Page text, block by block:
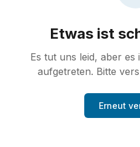
Etwas ist
Es tut uns leid, aber
aufgetreten. Bitte
Erneut